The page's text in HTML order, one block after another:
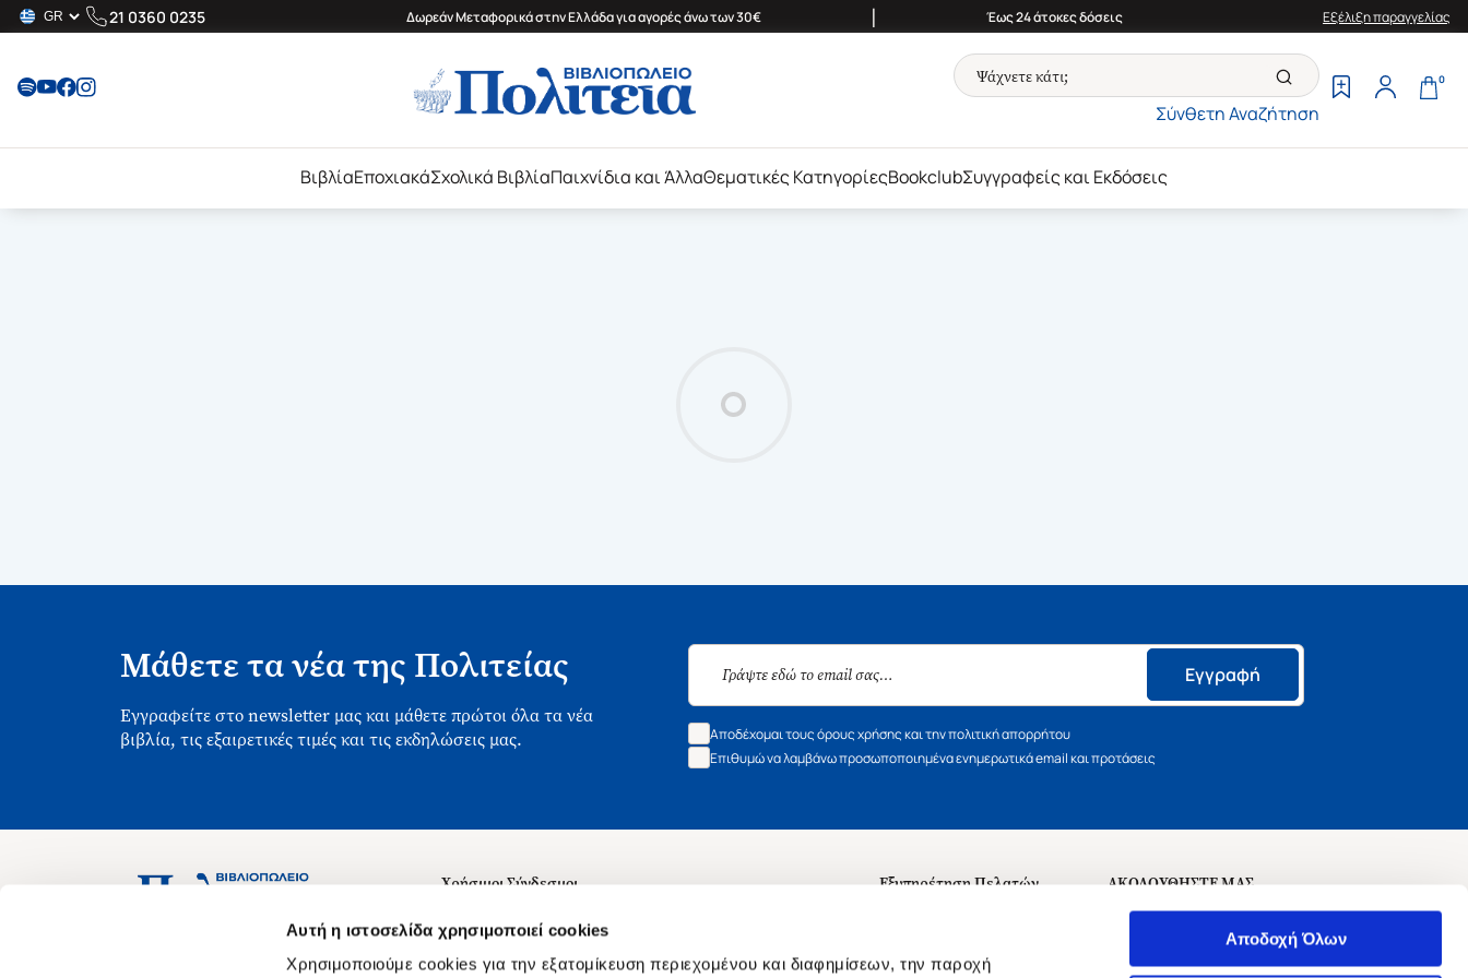
Αυτή η ιστοσελίδα χρησιμοποιεί cookies
Χρησιμοποιούμε cookies για την εξατομίκευση περιεχομένου και διαφημίσεων, την παροχή
Αποδοχή Όλων
21 0360 0235 Δωρεάν Μεταφορικά στην Ελλάδα για αγορές άνω των 30€ | Έως 24 άτοκες δόσεις Εξέλιξη παραγγελίας
Σύνθετη Αναζήτηση
0
ΒιβλίαΕποχιακάΣχολικά ΒιβλίαΠαιχνίδια και ΆλλαΘεματικές ΚατηγορίεςBookclubΣυγγραφείς και Εκδόσεις
Μάθετε τα νέα της Πολιτείας
Εγγραφείτε στο newsletter μας και μάθετε πρώτοι όλα τα νέα
βιβλία, τις εξαιρετικές τιμές και τις εκδηλώσεις μας.
Εγγραφή
Αποδέχομαι τους όρους χρήσης και την πολιτική απορρήτου
Επιθυμώ να λαμβάνω προσωποποιημένα ενημερωτικά email και προτάσεις
Ασκληπιού 1-3, Αθήνα 106 79
Χρήσιμοι Σύνδεσμοι
Σχετικά με εμάς
Θέσεις Εργασίας
Εξυπηρέτηση Πελατών
ΑΚΟΛΟΥΘΗΣΤΕ ΜΑΣ